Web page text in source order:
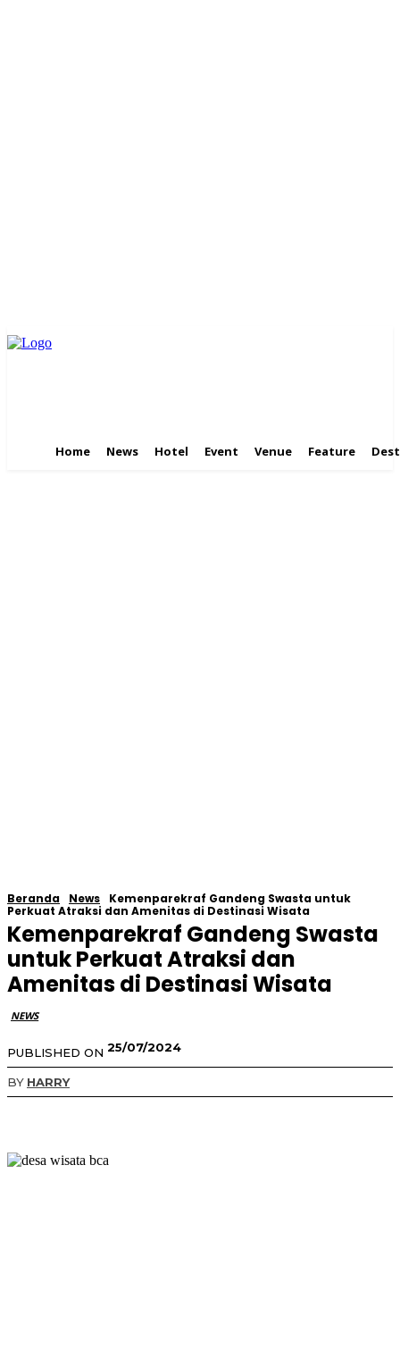
Home News Hotel Event Venue Feature
Beranda News
Kemenparekraf Gandeng Swasta untuk
Perkuat Atraksi dan Amenitas di Destinasi Wisata
Kemenparekraf Gandeng Swasta
untuk Perkuat Atraksi dan
Amenitas di Destinasi Wisata
NEWS
PUBLISHED ON 25/07/2024
BY HARRY